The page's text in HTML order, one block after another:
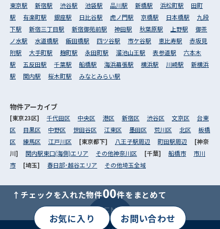
↑チェックを入れた物件00件をまとめて
お気に入り お問い合わせ
MENU
東京駅 新宿駅 渋谷駅 池袋駅 品川駅 新橋駅 浜松町駅
田町
駅
有楽町駅 銀座駅 日比谷駅 虎ノ門駅 京橋駅 日本橋駅
九段
下駅
新宿三丁目駅 新宿御苑前駅 神田駅 秋葉原駅 上野駅
御茶
ノ水駅
水道橋駅 飯田橋駅 四ツ谷駅 市ケ谷駅 恵比寿駅
赤坂見
附駅
大手町駅 麹町駅 永田町駅 溜池山王駅 表参道駅
六本木
駅
五反田駅 千葉駅 船橋駅 海浜幕張駅 横浜駅 川崎駅
新横浜
駅
関内駅 桜木町駅 みなとみらい駅
物件アーカイブ
[東京23区] 千代田区 中央区 港区 新宿区 渋谷区 文京区
台東
区
目黒区 中野区 世田谷区 江東区 墨田区 荒川区 北区
板橋
区
練馬区 江戸川区 [東京都下] 八王子駅周辺 町田駅周辺
[神奈
川] 関内駅東口(海側)エリア その他神奈川区 [千葉] 船橋市
市川
市
[埼玉] 春日部･越谷エリア その他埼玉全域